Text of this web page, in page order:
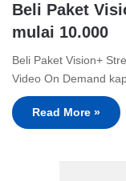
Beli Paket
mulai 10.000
Beli Paket Vision+
Video On Demand
Read More »